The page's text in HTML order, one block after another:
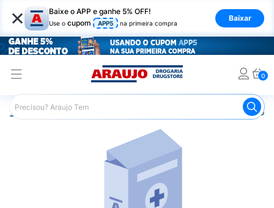
× Baixe o APP e ganhe 5% OFF!
Use o cupom APP5 na primeira compra
Baixar
0
Araujo Medicamentos Remédio para Sistema Nervoso